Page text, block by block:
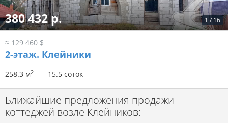
1 / 16
380 432 р.
≈ 129 460 $
2-этаж. Клейники
258.3 м2 15.5 соток
Ближайшие предложения продажи
коттеджей возле Клейников: